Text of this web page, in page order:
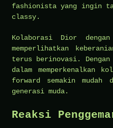
fashionista yang ingin
classy.
Kolaborasi Dior
memperlihatkan
terus berinovasi. Dengan
dalam memperkenalkan
forward semakin
generasi muda.
Reaksi